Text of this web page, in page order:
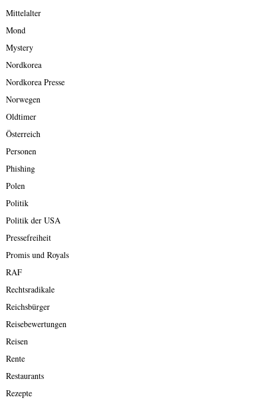
Mittelalter
Mond
Mystery
Nordkorea
Nordkorea Presse
Norwegen
Oldtimer
Österreich
Personen
Phishing
Polen
Politik
Politik der USA
Pressefreiheit
Promis und Royals
RAF
Rechtsradikale
Reichsbürger
Reisebewertungen
Reisen
Rente
Restaurants
Rezepte